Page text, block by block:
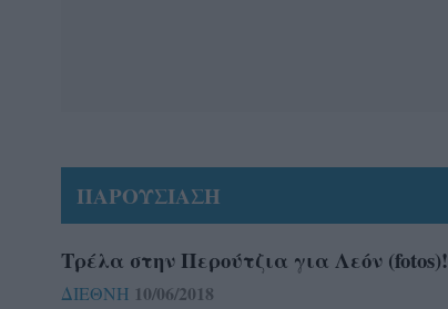
ΠΑΡΟΥΣΙΑΣΗ
Τρέλα στην Περούτζια για Λεόν (fotos)!
ΔΙΕΘΝΗ 10/06/2018